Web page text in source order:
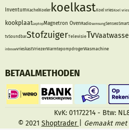
Inventum KachelKoeler koelkastKoel vriesKoel
kookplaatLaptopMagnetron Oven RadiosamsungSenseoSmart
tvSoundbarStofzuigerTelevisieTv
inbouwvrieskastVriezerWarmtepompdrogerWasmachine
BETAALMETHODEN
KvK: 01172214 - Btw:
© 2021 Shoptrader Gemaakt